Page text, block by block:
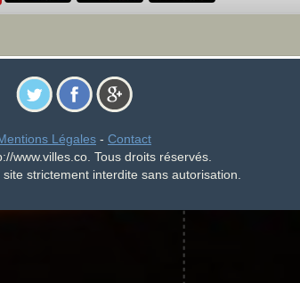
Légales - Contact
www.villes.co. Tous droits réservés.
strictement interdite sans autorisation.